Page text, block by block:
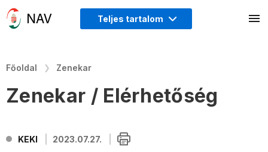
Teljes tartalom
Főoldal Zenekar
Zenekar / Elérhetőség
KEKI 2023.07.27.